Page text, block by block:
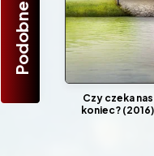
Czy czeka nas
koniec? (2016)